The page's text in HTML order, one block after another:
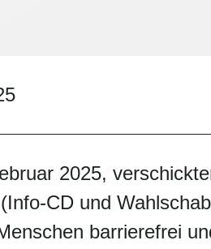
2025,
CD und
barrierefrei